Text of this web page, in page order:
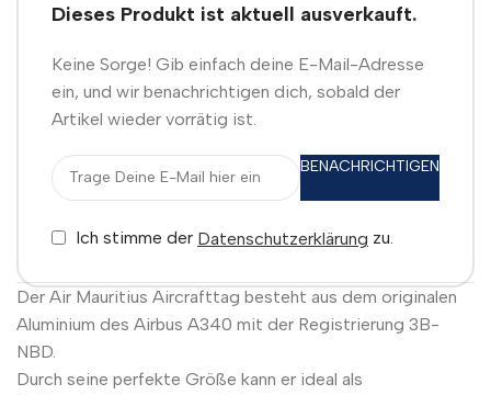
Dieses Produkt ist aktuell ausverkauft.
Keine Sorge! Gib einfach deine E-Mail-Adresse
ein, und wir benachrichtigen dich, sobald der
Artikel wieder vorrätig ist.
BENACHRICHTIGEN
Ich stimme der Datenschutzerklärung zu.
Der Air Mauritius Aircrafttag besteht aus dem originalen
Aluminium des Airbus A340 mit der Registrierung 3B-
NBD.
Durch seine perfekte Größe kann er ideal als